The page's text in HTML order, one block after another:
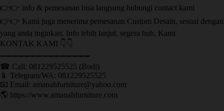
👉👉 info & pemesanan bisa langsung hubungi contact kami
👉👉 Kami juga menerima pemesanan Custom Desain, sesuai dengan
yang anda inginkan. Info lebih lanjut, segera hub. Kami
KONTAK KAMI 👇👇
➖➖➖➖➖➖➖➖➖➖➖➖➖➖➖ ㅤ
☎ Call: 081229525525 (Budi)
📱 Telegram/WA: 081229525525
📧 Email: amanahfurniture@yahoo.com
🌎 https://www.amanahfurniture.com